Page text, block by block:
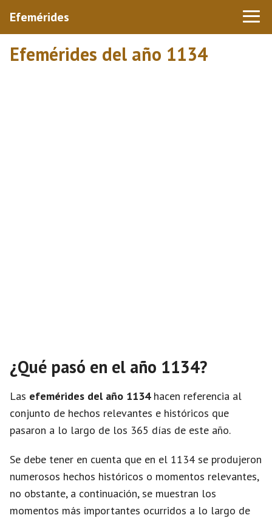
Efemérides
Efemérides del año 1134
¿Qué pasó en el año 1134?
Las efemérides del año 1134hacen referencia al
conjunto de hechos relevantes e históricos que
pasaron a lo largo de los 365 días de este año.
Se debe tener en cuenta que en el 1134 se produjeron
numerosos hechos históricos o momentos relevantes,
no obstante, a continuación, se muestran los
momentos más importantes ocurridos a lo largo de